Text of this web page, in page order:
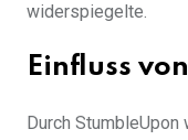
widerspiegelte.
Einfluss
Durch